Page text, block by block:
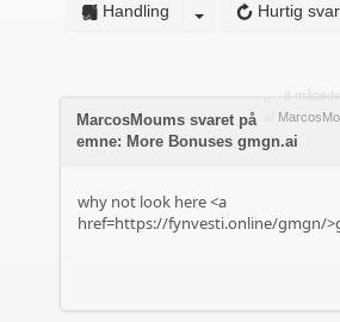
Hurtig svar
Handling
8
MarcosMoums svaret på
emne: More Bonuses gmgn.ai
why not look here <a
href=https://fynvesti.online/gmgn/